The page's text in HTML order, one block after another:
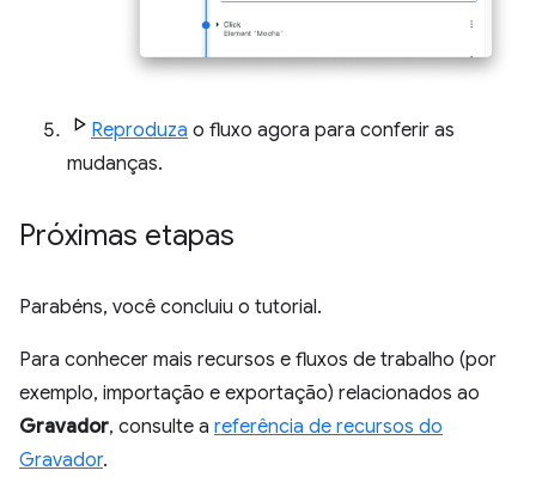
Reproduza o fluxo agora para conferir as
mudanças.
Próximas etapas
Parabéns, você concluiu o tutorial.
Para conhecer mais recursos e fluxos de trabalho (por
exemplo, importação e exportação) relacionados ao
Gravador, consulte a referência de recursos do
Gravador.